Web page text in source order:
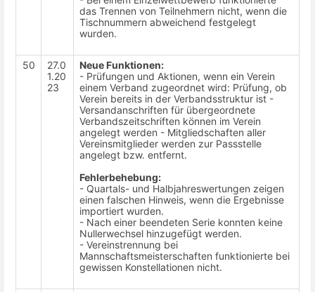
das Trennen von Teilnehmern nicht, wenn die
Tischnummern abweichend festgelegt
wurden.
50
27.0
1.20
23
Neue Funktionen:
- Prüfungen und Aktionen, wenn ein Verein
einem Verband zugeordnet wird: Prüfung, ob
Verein bereits in der Verbandsstruktur ist -
Versandanschriften für übergeordnete
Verbandszeitschriften können im Verein
angelegt werden - Mitgliedschaften aller
Vereinsmitglieder werden zur Passstelle
angelegt bzw. entfernt.
Fehlerbehebung:
- Quartals- und Halbjahreswertungen zeigen
einen falschen Hinweis, wenn die Ergebnisse
importiert wurden.
- Nach einer beendeten Serie konnten keine
Nullerwechsel hinzugefügt werden.
- Vereinstrennung bei
Mannschaftsmeisterschaften funktionierte bei
gewissen Konstellationen nicht.